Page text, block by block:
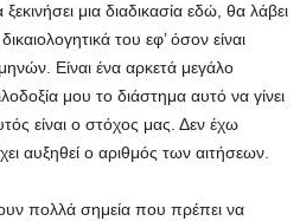
μια διαδικασία εδώ, θα λάβει
του εφ’ όσον είναι
Είναι ένα αρκετά μεγάλο
μου το διάστημα αυτό να γίνει
είναι ο στόχος μας. Δεν έχω
αυξηθεί ο αριθμός των αιτήσεων.
πολλά σημεία που πρέπει να